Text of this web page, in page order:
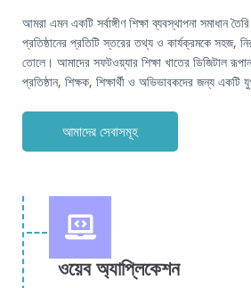
আমরা এমন একটি সর্বাঙ্গীণ শিক্ষা ব্যবস্থাপনা সমাধান
প্রতিষ্ঠানের প্রতিটি স্তরের তথ্য ও কার্যক্রমকে সহজ,
তোলে। আমাদের সফটওয়্যার শিক্ষা খাতের ডিজিটাল
প্রতিষ্ঠান, শিক্ষক, শিক্ষার্থী ও অভিভাবকদের জন্য একটি
আমাদের সেবাসমূহ
ওয়েব অ্যাপ্লিকেশন